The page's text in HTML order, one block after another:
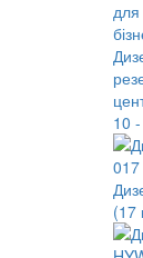
10
(17